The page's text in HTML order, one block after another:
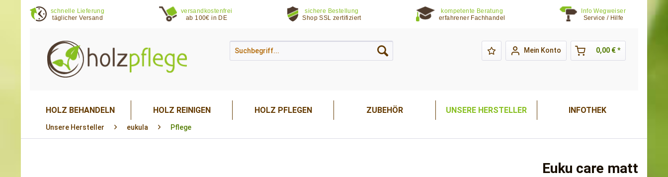
schnelle Lieferung
täglicher Versand
versandkostenfrei
ab 100€ in DE
sichere Bestellung
Shop SSL zertifiziert
kompetente Beratung
erfahrener Fachhandel
Info Wegweiser
Service / Hilfe
Mein Konto 0,00 € *
HOLZ BEHANDELN HOLZ REINIGEN HOLZ PFLEGEN ZUBEHÖR UNSERE HERSTELLER INFOTHEK
Unsere Hersteller eukula Pflege
Euku care matt